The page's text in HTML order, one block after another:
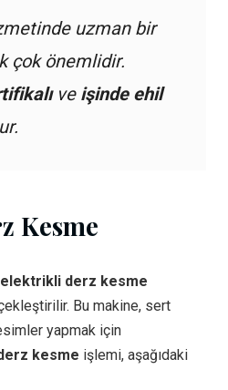
uzman bir
çok önemlidir.
ve işinde ehil
Kesme
elektrikli derz kesme
Bu makine, sert
yapmak için
kesme işlemi, aşağıdaki